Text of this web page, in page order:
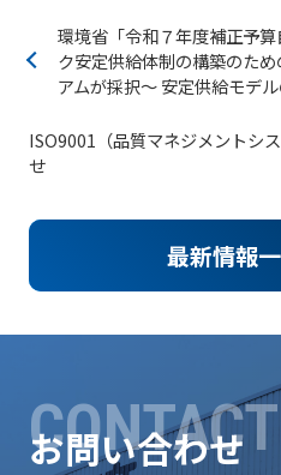
環境省「令和７年度補正予
ク安定供給体制の構築のた
アムが採択～ 安定供給モデ
ISO9001（品質マネジメントシ
せ
最新情報
CONTACT
お問い合わせ